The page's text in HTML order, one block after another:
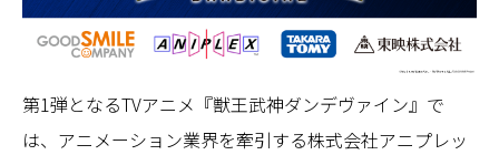
第1弾となるTVアニメ『獣王武神ダンデヴァイン』で
は、アニメーション業界を牽引する株式会社アニプレッ